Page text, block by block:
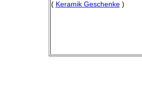
( Keramik Geschenke)